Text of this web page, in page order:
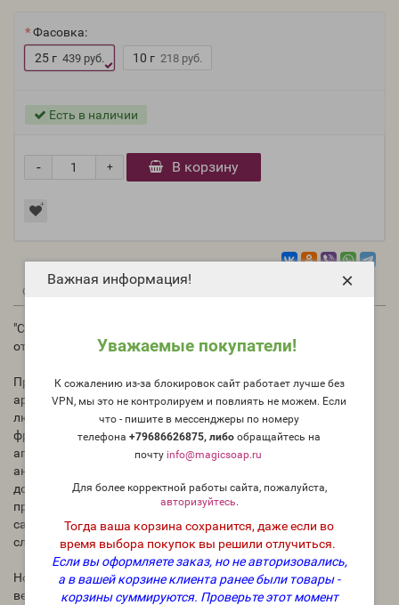
Важная информация!
Уважаемые покупатели!
К сожалению из-за блокировок сайт работает лучше без
VPN, мы это не контролируем и повлиять не можем. Если
что - пишите в мессенджеры по номеру
телефона+79686626875, либообращайтесь на
почту info@magicsoap.ru
Для более корректной работы сайта, пожалуйста,
авторизуйтесь.
Тогда ваша корзина сохранится, даже если во
время выбора покупок вы решили отлучиться.
Если вы оформляете заказ, но не авторизовались,
а в вашей корзине клиента ранее были товары -
корзины суммируются. Проверьте этот момент
×
Фасовка:
25 г 439 руб. 10 г 218 руб.
Есть в наличии
+
- В корзину
Описание
"Сумасшедшая Ямайка - new" (CS Jamaica me crazy new) -
отдушка США
Принесите отдых на острове в свою линейку свечей с
ароматическим маслом Jamaica Me Crazy. Этот всеми
любимый аромат представляет собой взрыв тропических
фруктов и рома, начиная с верхних нот сочного мандарина,
апельсиновой цедры и лимона. Средние ноты сладкого
ананаса, тропического кокоса и цитрусового апельсина
дополняют пляжный аромат, а базовые ноты рома
превращают этот фруктовый сплав в коктейль. Щепотка
сахара завершает аромат, создавая нужное количество
сладости.
Ноты аромата
верхние ноты: